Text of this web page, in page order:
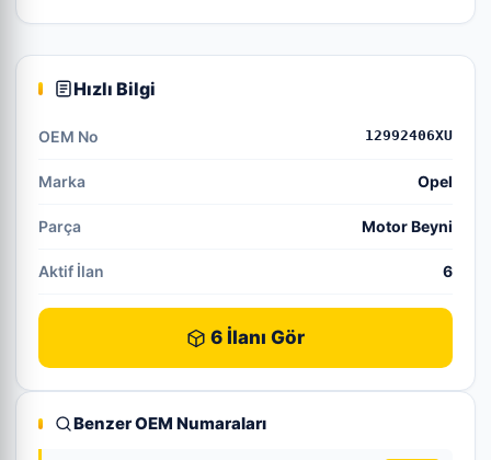
Hızlı Bilgi
OEM No 12992406XU
Marka Opel
Parça Motor Beyni
Aktif İlan 6
6 İlanı Gör
Benzer OEM Numaraları